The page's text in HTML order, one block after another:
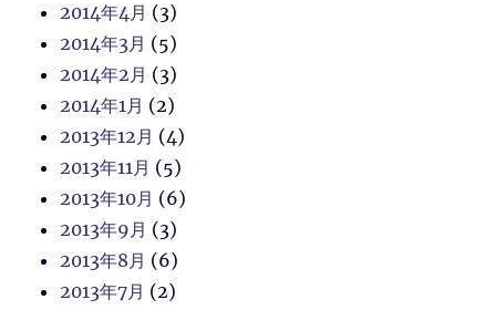
2014年4月 (3)
2014年3月 (5)
2014年2月 (3)
2014年1月 (2)
2013年12月 (4)
2013年11月 (5)
2013年10月 (6)
2013年9月 (3)
2013年8月 (6)
2013年7月 (2)